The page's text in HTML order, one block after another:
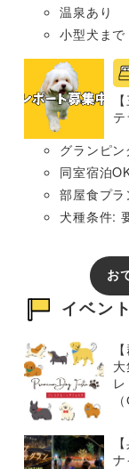
温泉あり
小型犬まで
テ
グランピン
同室宿泊
部屋食プラ
犬種条件:
お
イベント
ナ